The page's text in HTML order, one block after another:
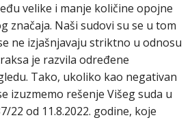
velike i manje količine opojne
značaja. Naši sudovi su se u tom
ne izjašnjavaju striktno u odnosu
je razvila određene
Tako, ukoliko kao negativan
izuzmemo rešenje Višeg suda u
22 od 11.8.2022. godine, koje